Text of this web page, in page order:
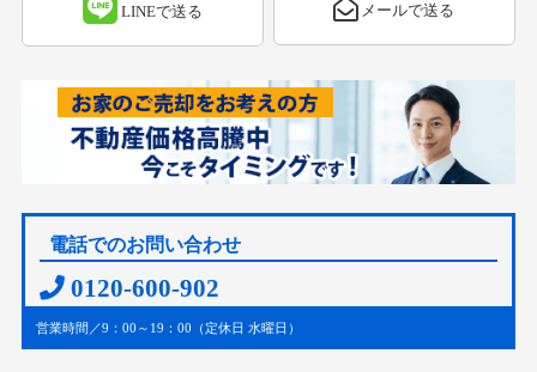
LINEで送る メールで送る
電話でのお問い合わせ
0120-600-902
営業時間／9：00～19：00（定休日 水曜日）